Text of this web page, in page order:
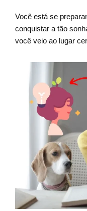
Você está se
conquistar a tão
você veio ao lugar